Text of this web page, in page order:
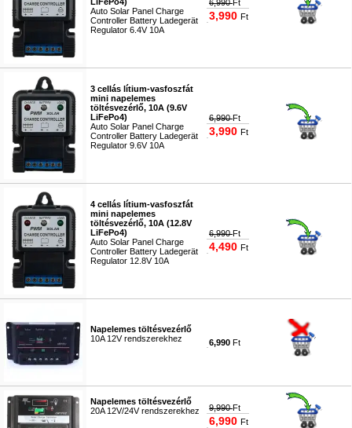
Auto Solar Panel Charge
Controller Battery Ladegerät
Regulator 6.4V 10A
6,990Ft
3,990 Ft
3 cellás lítium-vasfoszfát
mini napelemes
töltésvezérlő, 10A (9.6V
LiFePo4)
Auto Solar Panel Charge
Controller Battery Ladegerät
Regulator 9.6V 10A
6,990Ft
3,990 Ft
4 cellás lítium-vasfoszfát
mini napelemes
töltésvezérlő, 10A (12.8V
LiFePo4)
Auto Solar Panel Charge
Controller Battery Ladegerät
Regulator 12.8V 10A
6,990Ft
4,490 Ft
Napelemes töltésvezérlő
10A 12V rendszerekhez
6,990 Ft
Napelemes töltésvezérlő
20A 12V/24V rendszerekhez
9,990Ft
6,990 Ft